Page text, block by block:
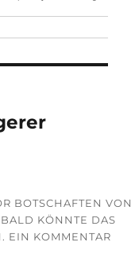
BOTSCHAFTEN VON
KÖNNTE DAS
EIN KOMMENTAR